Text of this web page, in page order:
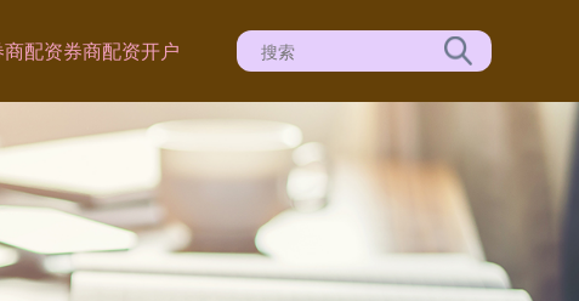
商配资券商配资开户